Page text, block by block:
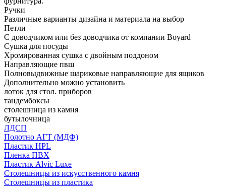
Ручки
Различные варианты дизайна и материала на выбор
Петли
С доводчиком или без доводчика от компании Boyard
Сушка для посуды
Хромированная сушка с двойным поддоном
Направляющие пвш
Полновыдвижные шариковые направляющие для ящиков
Дополнительно можно установить
лоток для стол. приборов
тандембоксы
столешница из камня
бутылочница
ЛДСП
Полотно АГТ (МДФ)
Пластик HPL
Пленка ПВХ
Пластик Alvic Luxe
Столешницы из искусственного камня
Столешницы из пластика